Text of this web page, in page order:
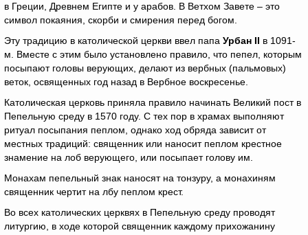
в Греции, Древнем Египте и у арабов. В Ветхом Завете – это
символ покаяния, скорби и смирения перед богом.
Эту традицию в католической церкви ввел папа Урбан II в 1091-
м. Вместе с этим было установлено правило, что пепел, которым
посыпают головы верующих, делают из вербных (пальмовых)
веток, освященных год назад в Вербное воскресенье.
Католическая церковь приняла правило начинать Великий пост в
Пепельную среду в 1570 году. С тех пор в храмах выполняют
ритуал посыпания пеплом, однако ход обряда зависит от
местных традиций: священник или наносит пеплом крестное
знамение на лоб верующего, или посыпает голову им.
Монахам пепельный знак наносят на тонзуру, а монахиням
священник чертит на лбу пеплом крест.
Во всех католических церквях в Пепельную среду проводят
литургию, в ходе которой священник каждому прихожанину